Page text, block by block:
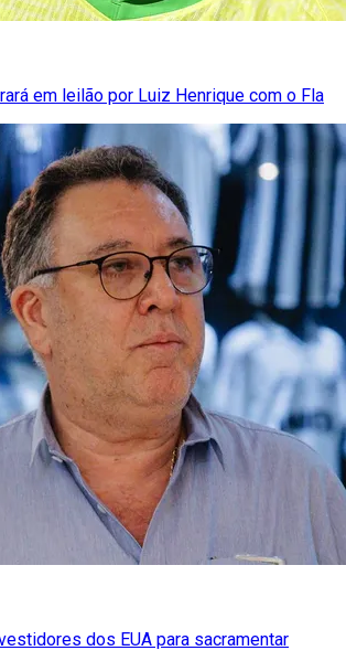
em leilão por Luiz Henrique com o Fla
dos EUA para sacramentar